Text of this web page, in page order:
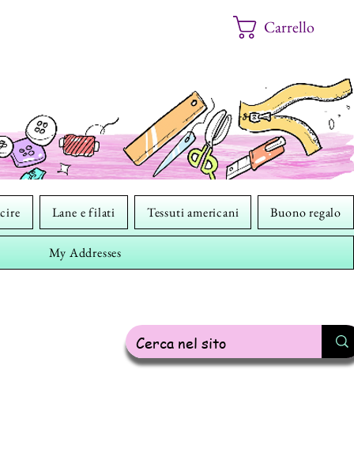
Carrello
Lane e filati Tessuti americani Buono regalo
My Addresses